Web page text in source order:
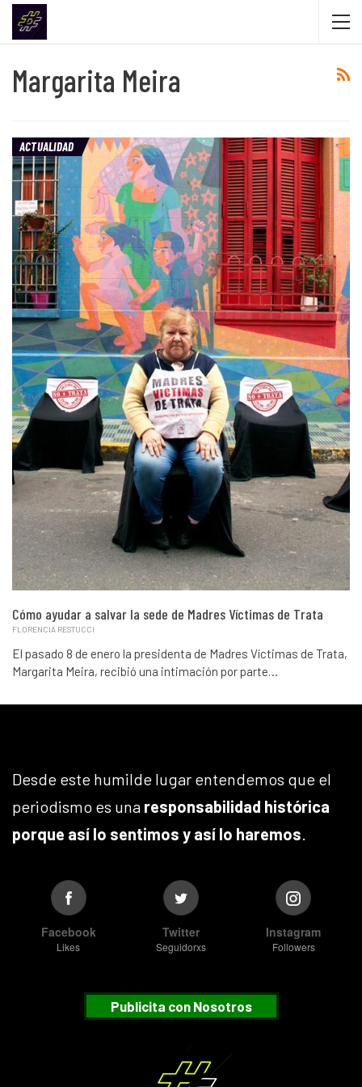
Margarita Meira
ACTUALIDAD
Cómo ayudar a salvar la sede de Madres Víctimas de Trata
FLORENCIA RESTUCCI
El pasado 8 de enero la presidenta de Madres Víctimas de Trata,
Margarita Meira, recibió una intimación por parte…
Desde este humilde lugar entendemos que el
periodismo es una responsabilidad histórica
porque así lo sentimos y así lo haremos.
Facebook
Likes
Twitter
Seguidorxs
Instagram
Followers
Publicita con Nosotros